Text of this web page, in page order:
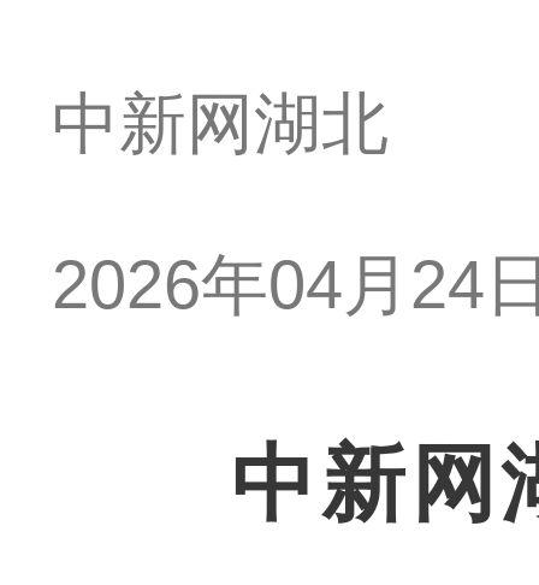
中新网湖北
2026年04月24
中新网